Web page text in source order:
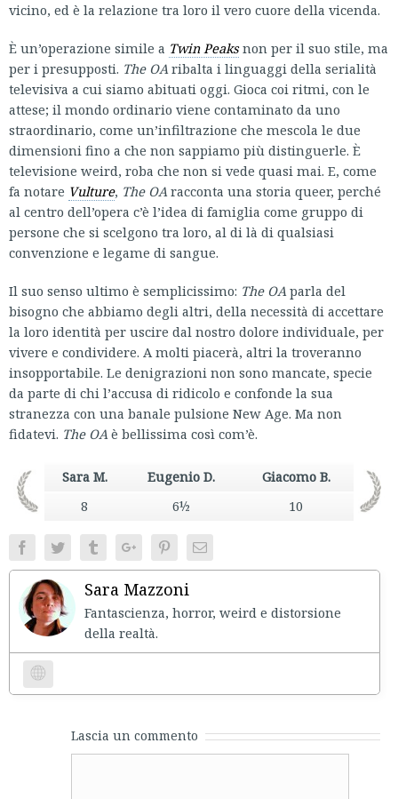
vicino, ed è la relazione tra loro il vero cuore della vicenda.
È un’operazione simile a Twin Peaksnon per il suo stile, ma
per i presupposti. The OAribalta i linguaggi della serialità
televisiva a cui siamo abituati oggi. Gioca coi ritmi, con le
attese; il mondo ordinario viene contaminato da uno
straordinario, come un’infiltrazione che mescola le due
dimensioni fino a che non sappiamo più distinguerle. È
televisione weird, roba che non si vede quasi mai. E, come
fa notare Vulture, The OAracconta una storia queer, perché
al centro dell’opera c’è l’idea di famiglia come gruppo di
persone che si scelgono tra loro, al di là di qualsiasi
convenzione e legame di sangue.
Il suo senso ultimo è semplicissimo: The OAparla del
bisogno che abbiamo degli altri, della necessità di accettare
la loro identità per uscire dal nostro dolore individuale, per
vivere e condividere. A molti piacerà, altri la troveranno
insopportabile. Le denigrazioni non sono mancate, specie
da parte di chi l’accusa di ridicolo e confonde la sua
stranezza con una banale pulsione New Age. Ma non
fidatevi. The OAè bellissima così com’è.
Sara M. Eugenio D.
Giacomo B.
8
6½ 10
FacebookTwitter TumblrGoogle+PinterestEmail
Sara Mazzoni
Fantascienza, horror, weird e distorsione
della realtà.
Website
Lascia un commento